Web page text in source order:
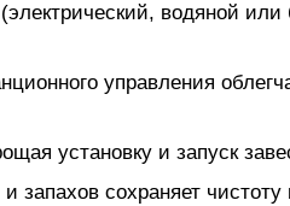
водяной или
управления
установку и запуск
запахов сохраняет